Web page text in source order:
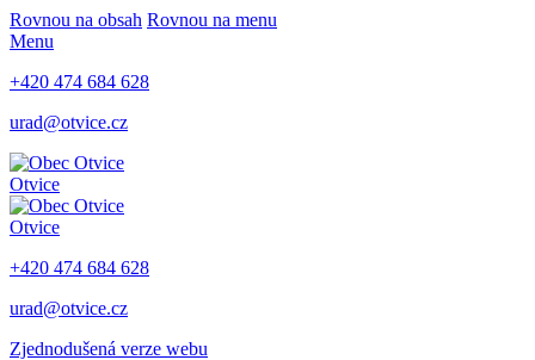
Rovnou na obsah Rovnou na menu
Menu
+420 474 684 628
urad@otvice.cz
Otvice
Otvice
+420 474 684 628
urad@otvice.cz
Zjednodušená verze webu